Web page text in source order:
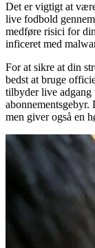
Det er vigtigt at
live fodbold
medføre risici for
inficeret med
For at sikre at din
bedst at bruge
tilbyder live
men giver også en